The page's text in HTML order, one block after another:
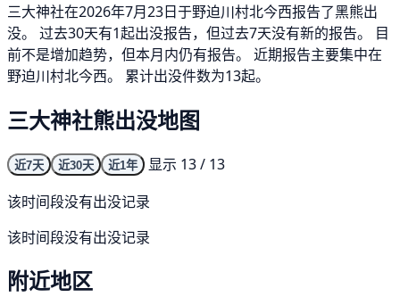
三大神社在2026年7月23日于野迫川村北今西报告了黑熊出
没。 过去30天有1起出没报告，但过去7天没有新的报告。 目
前不是增加趋势，但本月内仍有报告。 近期报告主要集中在
野迫川村北今西。 累计出没件数为13起。
三大神社熊出没地图
近7天 近30天 近1年
显示 13 / 13
该时间段没有出没记录
该时间段没有出没记录
附近地区